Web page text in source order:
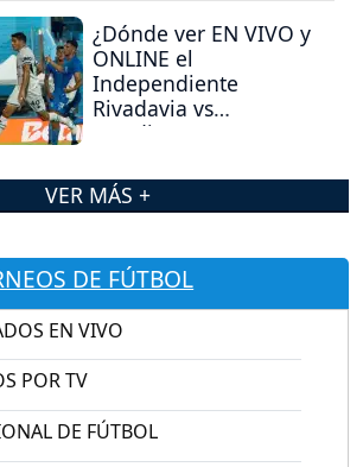
¿Dónde ver EN VIVO y
ONLINE el
Independiente
Rivadavia vs
Estudiantes (RC)?
VER MÁS +
DE FÚTBOL
EN VIVO
POR TV
DE FÚTBOL